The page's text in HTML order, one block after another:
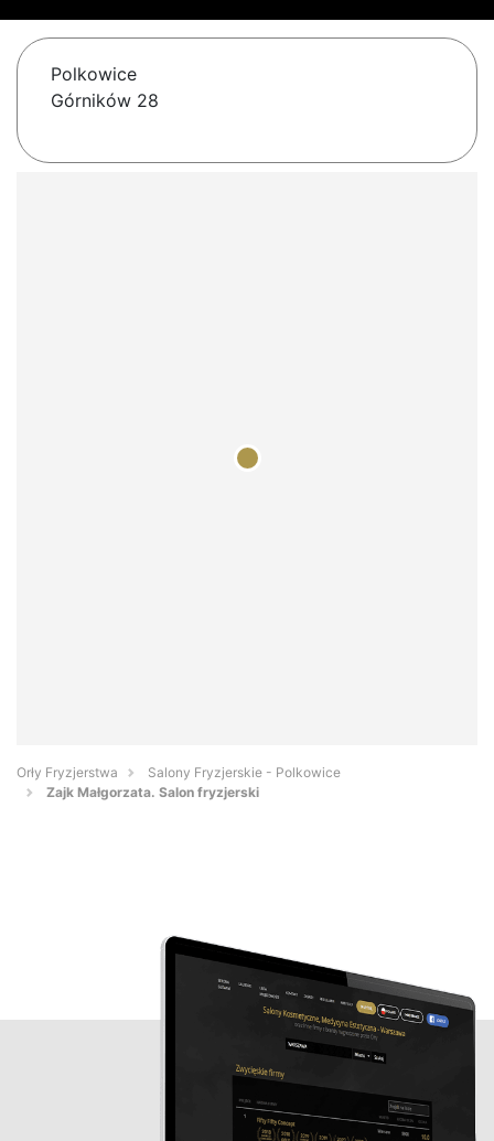
Polkowice
Górników 28
Orły Fryzjerstwa
Salony Fryzjerskie - Polkowice
Zajk Małgorzata. Salon fryzjerski